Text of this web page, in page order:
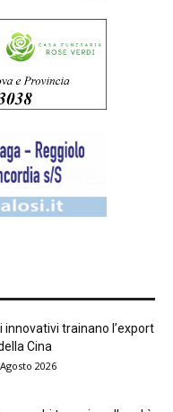
innovativi trainano l’export
Cina
2026